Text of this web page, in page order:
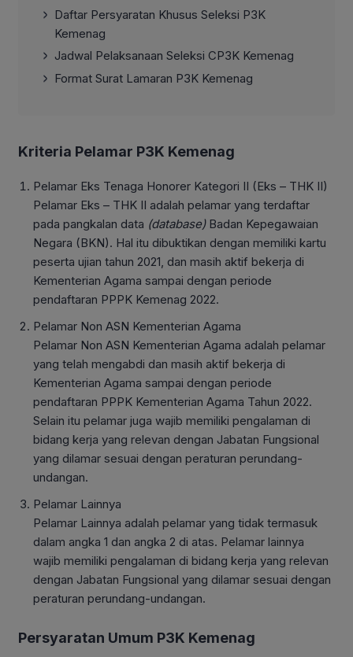
Daftar Persyaratan Khusus Seleksi P3K
Kemenag
Jadwal Pelaksanaan Seleksi CP3K Kemenag
Format Surat Lamaran P3K Kemenag
Kriteria Pelamar P3K Kemenag
Pelamar Eks Tenaga Honorer Kategori II (Eks – THK II)
Pelamar Eks – THK II adalah pelamar yang terdaftar
pada pangkalan data (database) Badan Kepegawaian
Negara (BKN). Hal itu dibuktikan dengan memiliki kartu
peserta ujian tahun 2021, dan masih aktif bekerja di
Kementerian Agama sampai dengan periode
pendaftaran PPPK Kemenag 2022.
Pelamar Non ASN Kementerian Agama
Pelamar Non ASN Kementerian Agama adalah pelamar
yang telah mengabdi dan masih aktif bekerja di
Kementerian Agama sampai dengan periode
pendaftaran PPPK Kementerian Agama Tahun 2022.
Selain itu pelamar juga wajib memiliki pengalaman di
bidang kerja yang relevan dengan Jabatan Fungsional
yang dilamar sesuai dengan peraturan perundang-
undangan.
Pelamar Lainnya
Pelamar Lainnya adalah pelamar yang tidak termasuk
dalam angka 1 dan angka 2 di atas. Pelamar lainnya
wajib memiliki pengalaman di bidang kerja yang relevan
dengan Jabatan Fungsional yang dilamar sesuai dengan
peraturan perundang-undangan.
Persyaratan Umum P3K Kemenag